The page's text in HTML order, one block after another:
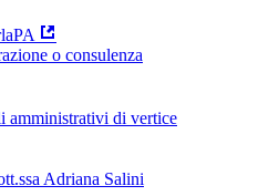
o consulenza
amministrativi di vertice
Adriana Salini